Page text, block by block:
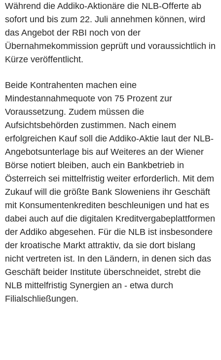
Während die Addiko-Aktionäre die NLB-Offerte ab
sofort und bis zum 22. Juli annehmen können, wird
das Angebot der RBI noch von der
Übernahmekommission geprüft und voraussichtlich in
Kürze veröffentlicht.
Beide Kontrahenten machen eine
Mindestannahmequote von 75 Prozent zur
Voraussetzung. Zudem müssen die
Aufsichtsbehörden zustimmen. Nach einem
erfolgreichen Kauf soll die Addiko-Aktie laut der NLB-
Angebotsunterlage bis auf Weiteres an der Wiener
Börse notiert bleiben, auch ein Bankbetrieb in
Österreich sei mittelfristig weiter erforderlich. Mit dem
Zukauf will die größte Bank Sloweniens ihr Geschäft
mit Konsumentenkrediten beschleunigen und hat es
dabei auch auf die digitalen Kreditvergabeplattformen
der Addiko abgesehen. Für die NLB ist insbesondere
der kroatische Markt attraktiv, da sie dort bislang
nicht vertreten ist. In den Ländern, in denen sich das
Geschäft beider Institute überschneidet, strebt die
NLB mittelfristig Synergien an - etwa durch
Filialschließungen.